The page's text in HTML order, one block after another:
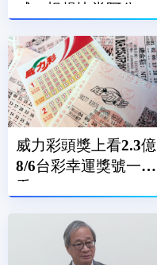
喊：想趕快當阿公
威力彩頭獎上看2.3億
8/6台彩幸運獎號一次
看